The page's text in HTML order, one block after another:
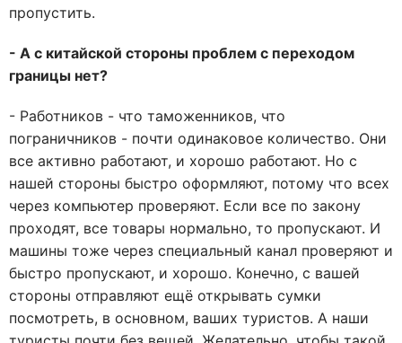
пропустить.
- А с китайской стороны проблем с переходом
границы нет?
- Работников - что таможенников, что
пограничников - почти одинаковое количество. Они
все активно работают, и хорошо работают. Но с
нашей стороны быстро оформляют, потому что всех
через компьютер проверяют. Если все по закону
проходят, все товары нормально, то пропускают. И
машины тоже через специальный канал проверяют и
быстро пропускают, и хорошо. Конечно, с вашей
стороны отправляют ещё открывать сумки
посмотреть, в основном, ваших туристов. А наши